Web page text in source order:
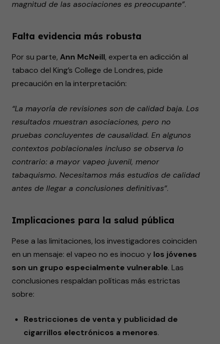
magnitud de las asociaciones es preocupante”.
Falta evidencia más robusta
Por su parte, Ann McNeill, experta en adicción al
tabaco del King’s College de Londres, pide
precaución en la interpretación:
“La mayoría de revisiones son de calidad baja. Los
resultados muestran asociaciones, pero no
pruebas concluyentes de causalidad. En algunos
contextos poblacionales incluso se observa lo
contrario: a mayor vapeo juvenil, menor
tabaquismo. Necesitamos más estudios de calidad
antes de llegar a conclusiones definitivas”.
Implicaciones para la salud pública
Pese a las limitaciones, los investigadores coinciden
en un mensaje: el vapeo no es inocuo y los jóvenes
son un grupo especialmente vulnerable. Las
conclusiones respaldan políticas más estrictas
sobre:
Restricciones de venta y publicidad de
cigarrillos electrónicos a menores.